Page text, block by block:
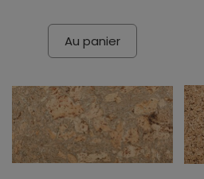
Au panier